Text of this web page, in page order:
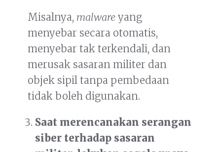
Misalnya, malware yang
menyebar secara otomatis,
menyebar tak terkendali, dan
merusak sasaran militer dan
objek sipil tanpa pembedaan
tidak boleh digunakan.
Saat merencanakan serangan
siber terhadap sasaran